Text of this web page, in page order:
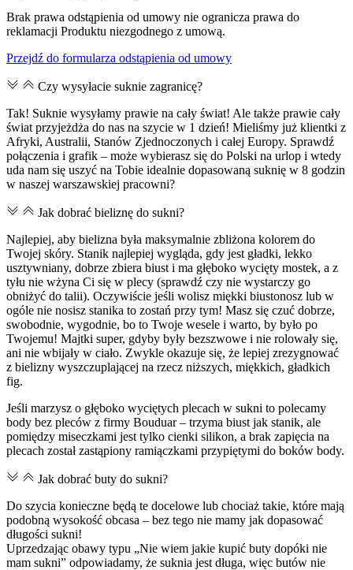
Brak prawa odstąpienia od umowy nie ogranicza prawa do
reklamacji Produktu niezgodnego z umową.
Przejdź do formularza odstąpienia od umowy
Czy wysyłacie suknie zagranicę?
Tak! Suknie wysyłamy prawie na cały świat! Ale także prawie cały
świat przyjeżdża do nas na szycie w 1 dzień! Mieliśmy już klientki z
Afryki, Australii, Stanów Zjednoczonych i całej Europy. Sprawdź
połączenia i grafik – może wybierasz się do Polski na urlop i wtedy
uda nam się uszyć na Tobie idealnie dopasowaną suknię w 8 godzin
w naszej warszawskiej pracowni?
Jak dobrać bieliznę do sukni?
Najlepiej, aby bielizna była maksymalnie zbliżona kolorem do
Twojej skóry. Stanik najlepiej wygląda, gdy jest gładki, lekko
usztywniany, dobrze zbiera biust i ma głęboko wycięty mostek, a z
tyłu nie wżyna Ci się w plecy (sprawdź czy nie wystarczy go
obniżyć do talii). Oczywiście jeśli wolisz miękki biustonosz lub w
ogóle nie nosisz stanika to zostań przy tym! Masz się czuć dobrze,
swobodnie, wygodnie, bo to Twoje wesele i warto, by było po
Twojemu! Majtki super, gdyby były bezszwowe i nie rolowały się,
ani nie wbijały w ciało. Zwykle okazuje się, że lepiej zrezygnować
z bielizny wyszczuplającej na rzecz niższych, miękkich, gładkich
fig.
Jeśli marzysz o głęboko wyciętych plecach w sukni to polecamy
body bez pleców z firmy Bouduar – trzyma biust jak stanik, ale
pomiędzy miseczkami jest tylko cienki silikon, a brak zapięcia na
plecach został zastąpiony ramiączkami przypiętymi do boków body.
Jak dobrać buty do sukni?
Do szycia konieczne będą te docelowe lub chociaż takie, które mają
podobną wysokość obcasa – bez tego nie mamy jak dopasować
długości sukni!
Uprzedzając obawy typu „Nie wiem jakie kupić buty dopóki nie
mam sukni” odpowiadamy, że suknia jest długa, więc butów nie